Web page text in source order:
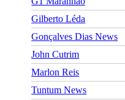
Gilberto Léda
Gonçalves Dias News
John Cutrim
Marlon Reis
Tuntum News